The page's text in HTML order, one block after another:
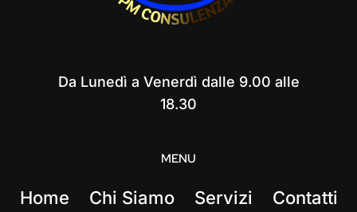
Da Lunedì a Venerdì dalle 9.00 alle
18.30
MENU
Home Chi Siamo Servizi Contatti